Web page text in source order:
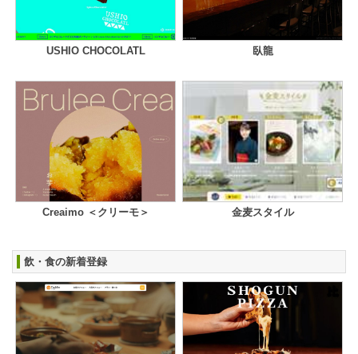
USHIO CHOCOLATL 臥龍
Creaimo ＜クリーモ＞ 金麦スタイル
飲・食の新着登録